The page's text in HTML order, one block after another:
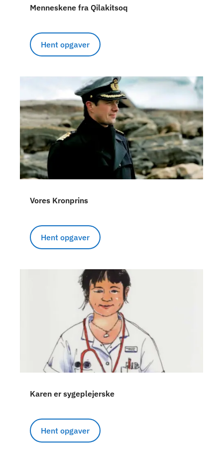
Menneskene fra Qilakitsoq
Hent opgaver
Vores Kronprins
Hent opgaver
Karen er sygeplejerske
Hent opgaver